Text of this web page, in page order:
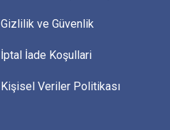
Gizlilik ve Güvenlik
İptal İade Koşullari
Kişisel Veriler Politikası